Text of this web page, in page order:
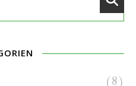
(8)